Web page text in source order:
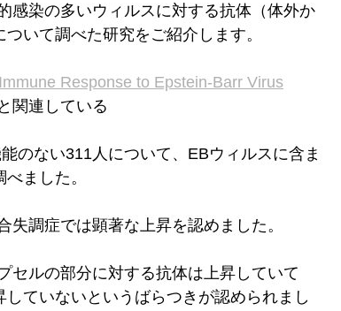
感染の多いウィルスに対する抗体（体外か
いて調べた研究をご紹介します。
Response to Epstein-Barr Virus
関連している
のない311人について、EBウィルスに含ま
ました。
調症では顕著な上昇を認めました。
セルの部分に対する抗体は上昇していて
ていないというばらつきが認められまし